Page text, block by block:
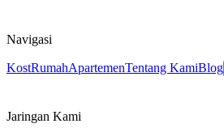
Navigasi
KostRumahApartemenTentang KamiBlog
Jaringan Kami